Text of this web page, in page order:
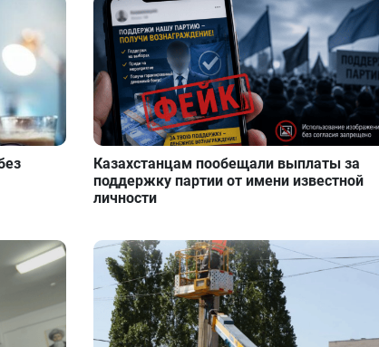
Казахстанцам пообещали выплаты за
поддержку партии от имени известной
личности